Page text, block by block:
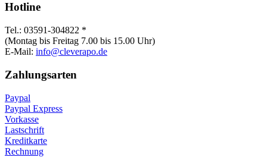
Hotline
Tel.: 03591-304822 *
(Montag bis Freitag 7.00 bis 15.00 Uhr)
E-Mail: info@cleverapo.de
Zahlungsarten
Paypal
Paypal Express
Vorkasse
Lastschrift
Kreditkarte
Rechnung